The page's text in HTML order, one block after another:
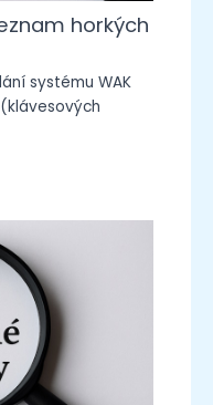
horkých
systému WAK